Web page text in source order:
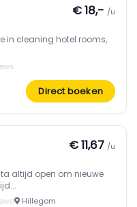
€ 18,- /u
in cleaning hotel rooms,
Direct boeken
€ 11,67 /u
altijd open om nieuwe
Hillegom